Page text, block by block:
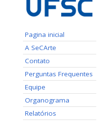
Pagina inicial
A SeCArte
Contato
Perguntas Frequentes
Equipe
Organograma
Relatórios